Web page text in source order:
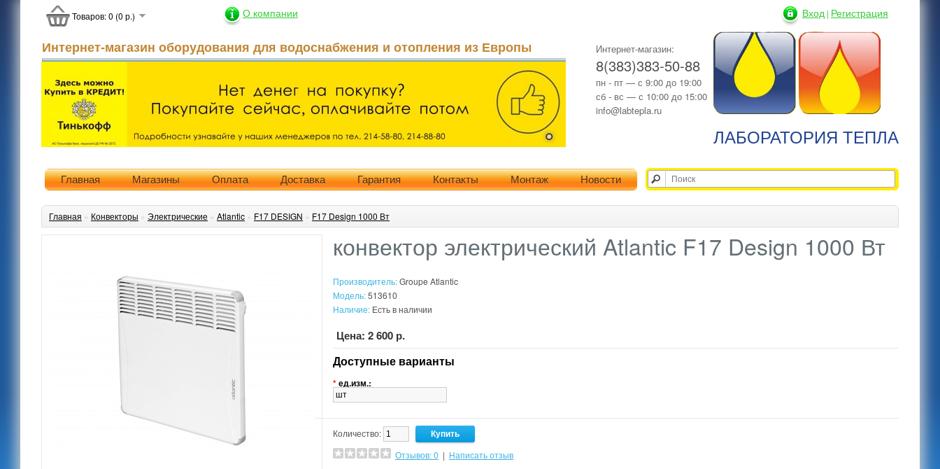
ЛАБОРАТОРИЯ ТЕПЛА
Интернет-магазин:
8(383)383-50-88
пн - пт — с 9:00 до 19:00
сб - вс — с 10:00 до 15:00
info@labtepla.ru
О компании
Интернет-магазин оборудования для водоснабжения и отопления из Европы
Товаров: 0 (0 р.) Вход | Регистрация
Главная Магазины Оплата Доставка Гарантия Контакты Монтаж Новости
Главная » Конвекторы » Электрические » Atlantic » F17 DESIGN » F17 Design 1000 Вт
конвектор электрический Atlantic F17 Design 1000 Вт
Производитель:Groupe Atlantic
Модель:513610
Наличие: Есть в наличии
Цена: 2 600 р.
Доступные варианты
*ед.изм.:
Количество:
Отзывов: 0 | Написать отзыв